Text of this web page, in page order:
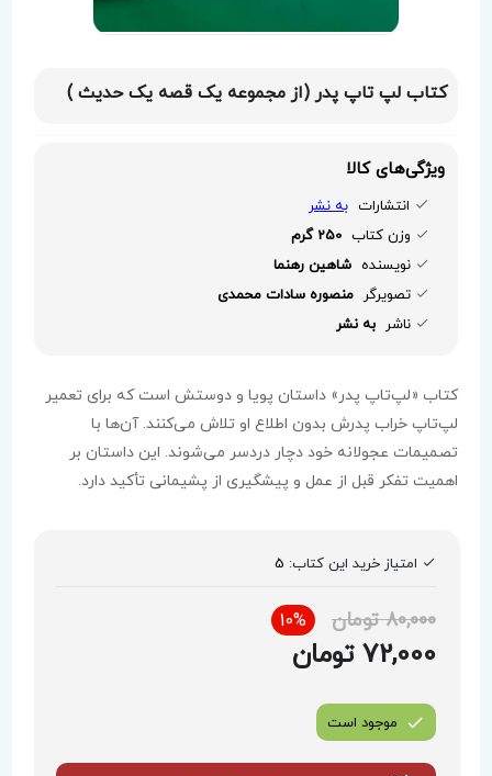
کتاب لپ تاپ پدر (از مجموعه یک قصه یک حدیث )
ویژگی‌های کالا
انتشارات به نشر
وزن کتاب 250 گرم
نویسنده شاهین رهنما
تصویرگر منصوره سادات محمدی
ناشر به نشر
کتاب «لپ‌تاپ پدر» داستان پویا و دوستش است که برای تعمیر
لپ‌تاپ خراب پدرش بدون اطلاع او تلاش می‌کنند. آن‌ها با
تصمیمات عجولانه خود دچار دردسر می‌شوند. این داستان بر
اهمیت تفکر قبل از عمل و پیشگیری از پشیمانی تأکید دارد.
امتیاز خرید این کتاب: 5
80,000 تومان 10%
72,000 تومان
موجود است